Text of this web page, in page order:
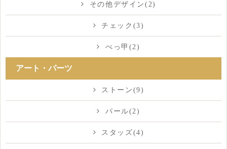
その他デザイン(2)
チェック(3)
べっ甲(2)
アート・パーツ
ストーン(9)
パール(2)
スタッズ(4)